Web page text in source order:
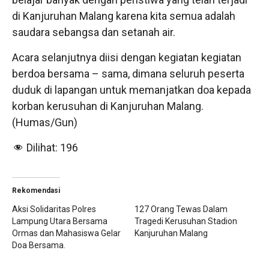
di Kanjuruhan Malang karena kita semua adalah
saudara sebangsa dan setanah air.
Acara selanjutnya diisi dengan kegiatan kegiatan
berdoa bersama – sama, dimana seluruh peserta
duduk di lapangan untuk memanjatkan doa kepada
korban kerusuhan di Kanjuruhan Malang.
(Humas/Gun)
Dilihat: 196
Rekomendasi
Aksi Solidaritas Polres
Lampung Utara Bersama
Ormas dan Mahasiswa Gelar
Doa Bersama.
127 Orang Tewas Dalam
Tragedi Kerusuhan Stadion
Kanjuruhan Malang